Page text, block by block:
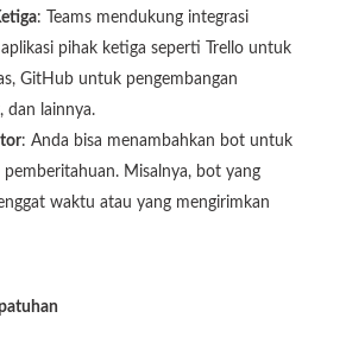
: Teams mendukung integrasi
pihak ketiga seperti Trello untuk
GitHub untuk pengembangan
dan lainnya.
: Anda bisa menambahkan bot untuk
Misalnya, bot yang
waktu atau yang mengirimkan